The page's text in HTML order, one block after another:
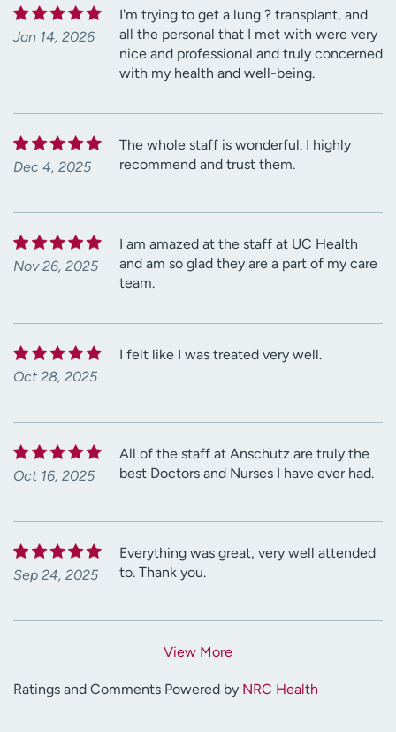
Jan 14, 2026
I'm trying to get a lung ? transplant, and
all the personal that I met with were very
nice and professional and truly concerned
with my health and well-being.
Dec 4, 2025
The whole staff is wonderful. I highly
recommend and trust them.
Nov 26, 2025
I am amazed at the staff at UC Health
and am so glad they are a part of my care
team.
Oct 28, 2025
I felt like I was treated very well.
Oct 16, 2025
All of the staff at Anschutz are truly the
best Doctors and Nurses I have ever had.
Sep 24, 2025
Everything was great, very well attended
to. Thank you.
View More
Ratings and Comments Powered by NRC Health